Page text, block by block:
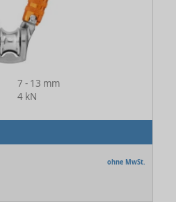
7 - 13 mm
4 kN
ohne MwSt.